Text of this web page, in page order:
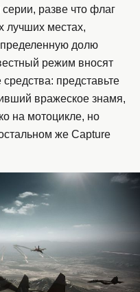
разве что флаг
лучших местах,
долю
режим вносят
представьте
вражеское знамя,
на мотоцикле, но
же Capture